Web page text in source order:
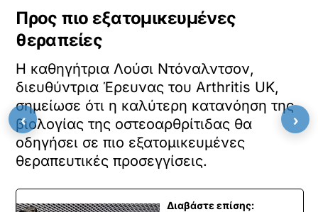
Προς πιο εξατομικευμένες
θεραπείες
Η καθηγήτρια Λούσι Ντόναλντσον,
διευθύντρια Έρευνας του Arthritis UK,
σημείωσε ότι η καλύτερη κατανόηση της
βιολογίας της οστεοαρθρίτιδας θα
οδηγήσει σε πιο εξατομικευμένες
θεραπευτικές προσεγγίσεις.
Διαβάστε επίσης:
‹ ›